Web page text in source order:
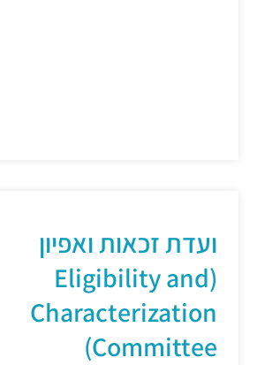
ועדת זכאות ואפיון
(Eligibility and
Characterization
Committee)